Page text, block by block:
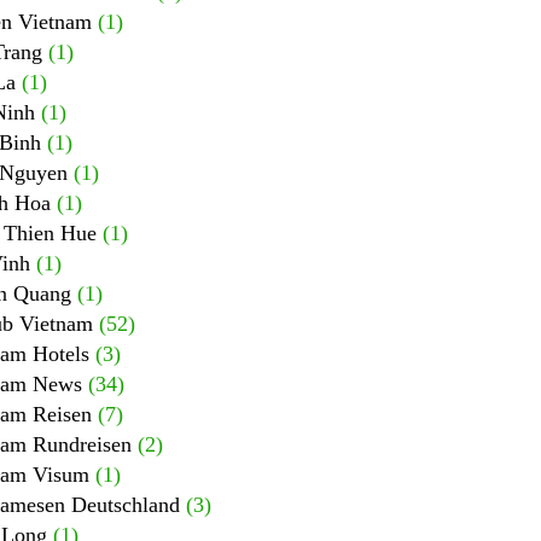
Vietnam (1)
(1)
(1)
(1)
(1)
(1)
Hoa (1)
Hue (1)
(1)
Quang (1)
Vietnam (52)
Hotels (3)
News (34)
Reisen (7)
Rundreisen (2)
Visum (1)
Deutschland (3)
(1)